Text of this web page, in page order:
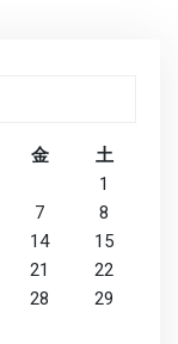
金 土
1
7
8
14
15
21
22
28
29